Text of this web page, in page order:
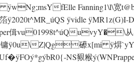
fElle Fanning1\l\宽
箈ÿ2020t^MR_úQS ÿvidle ÿMR1z(G)I-
Nvrapper偮vu01998t^úQ
镛 ÿ0u\Z|Qg礤x[mi ÿ焺`yY
ÿFOý*gýbR0{-NS豤糇ý(WN